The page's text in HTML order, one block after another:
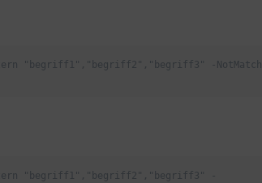
"begriff1","begriff2","begriff3" -NotMatch
"begriff1","begriff2","begriff3" -